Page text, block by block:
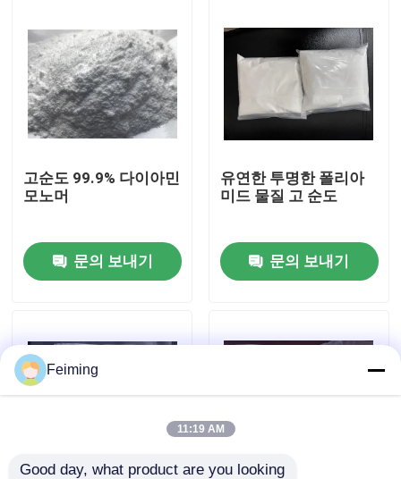
화면
우리에 대하여
공장 여행
품질 관리
인용문을 요구하세요
고무 코팅 재료
고순도 99.9% 다이아민
모노머
문의 보내기
유연한 투명한 폴리아
미드 물질 고 순도
문의 보내기
Feiming
11:19 AM
Good day, what product are you looking